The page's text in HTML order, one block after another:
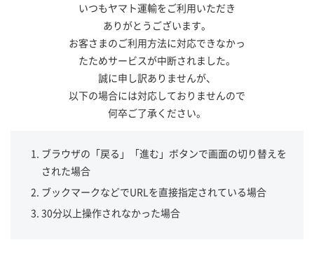
いつもヤマト運輸をご利用いただき
ありがとうございます。
お客さまのご利用方法に対応できなかっ
たためサービスが中断されました。
誠に申し訳ありませんが、
以下の場合には対応しておりませんので
何卒ご了承ください。
ブラウザの「戻る」「進む」ボタンで画面の切り替えを
された場合
ブックマークなどでURLを直接指定されている場合
30分以上操作されなかった場合